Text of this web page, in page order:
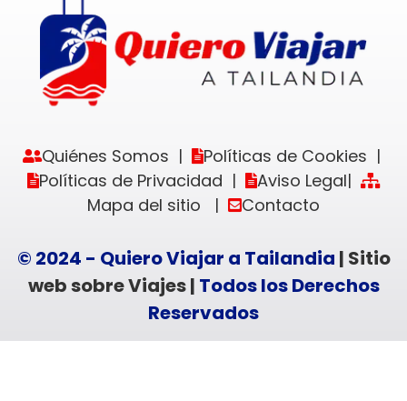
Quiénes Somos | Políticas de Cookies |
Políticas de Privacidad | Aviso Legal|
Mapa del sitio | Contacto
© 2024 - Quiero Viajar a Tailandia | Sitio
web sobre Viajes | Todos los Derechos
Reservados